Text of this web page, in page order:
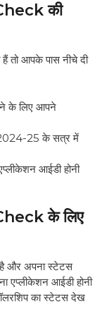
की
तो आपके पास नीचे दी
के लिए आपने
25 के सत्र में
आईडी होनी
के लिए
है और अपना स्टेटस
एप्लीकेशन आईडी होनी
का स्टेटस देख